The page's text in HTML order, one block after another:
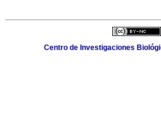
Centro de Investigaciones